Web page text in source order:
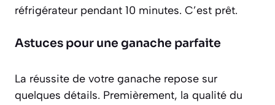
réfrigérateur pendant 10 minutes. C’est prêt.
Astuces pour une ganache parfaite
La réussite de votre ganache repose sur
quelques détails. Premièrement, la qualité du